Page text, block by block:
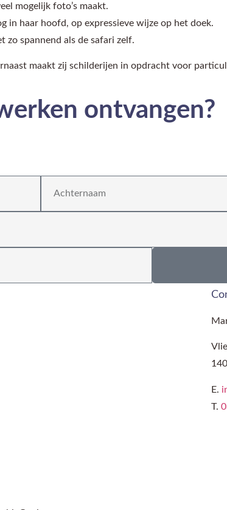
mogelijk foto’s maakt.
in haar hoofd, op expressieve wijze op het doek.
zo spannend als de safari zelf.
maakt zij schilderijen in opdracht voor
ontvangen?
E.
T.